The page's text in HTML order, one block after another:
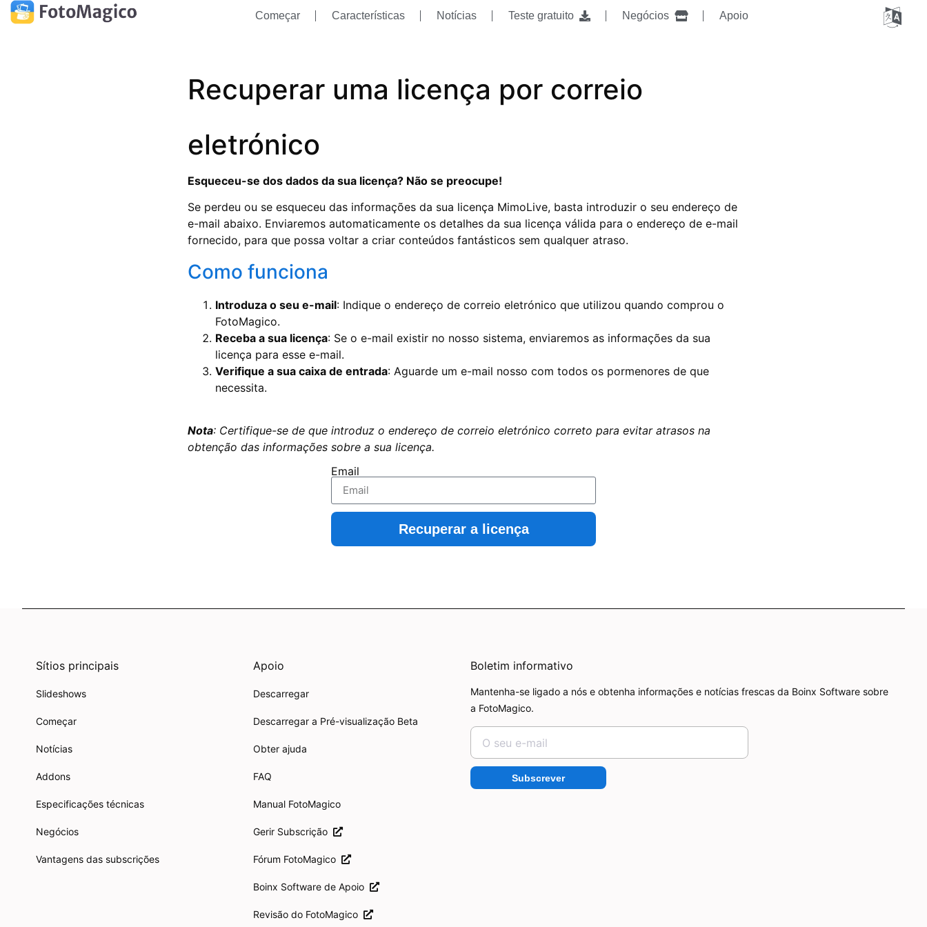
Começar Características Notícias Teste gratuito Negócios Apoio
Recuperar uma licença por correio
eletrónico
Esqueceu-se dos dados da sua licença? Não se preocupe!
Se perdeu ou se esqueceu das informações da sua licença MimoLive, basta introduzir o seu endereço de
e-mail abaixo. Enviaremos automaticamente os detalhes da sua licença válida para o endereço de e-mail
fornecido, para que possa voltar a criar conteúdos fantásticos sem qualquer atraso.
Como funciona
Introduza o seu e-mail: Indique o endereço de correio eletrónico que utilizou quando comprou o
FotoMagico.
Receba a sua licença: Se o e-mail existir no nosso sistema, enviaremos as informações da sua
licença para esse e-mail.
Verifique a sua caixa de entrada: Aguarde um e-mail nosso com todos os pormenores de que
necessita.
Nota: Certifique-se de que introduz o endereço de correio eletrónico correto para evitar atrasos na
obtenção das informações sobre a sua licença.
Email
Recuperar a licença
Sítios principais
Slideshows
Começar
Notícias
Addons
Especificações técnicas
Negócios
Vantagens das subscrições
Apoio
Descarregar
Descarregar a Pré-visualização Beta
Obter ajuda
FAQ
Manual FotoMagico
Gerir Subscrição
Fórum FotoMagico
Boinx Software de Apoio
Revisão do FotoMagico
Boletim informativo
Mantenha-se ligado a nós e obtenha informações e notícias frescas da Boinx Software sobre
a FotoMagico.
Subscrever